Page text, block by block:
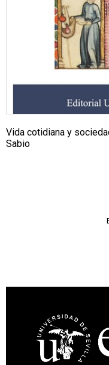
Vida cotidiana y
Sabio